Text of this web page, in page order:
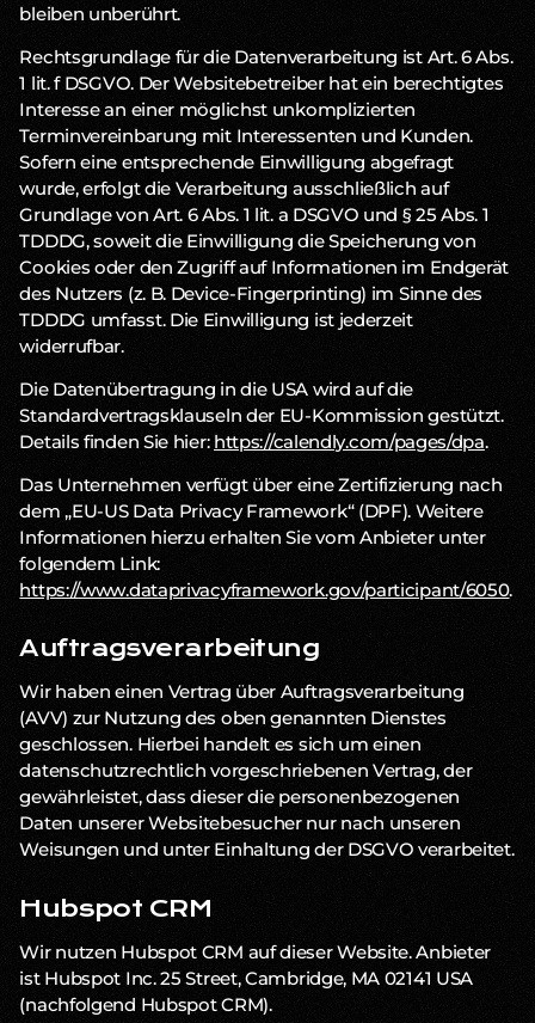
bleiben unberührt.
Rechtsgrundlage für die Datenverarbeitung ist Art. 6 Abs.
1 lit. f DSGVO. Der Websitebetreiber hat ein berechtigtes
Interesse an einer möglichst unkomplizierten
Terminvereinbarung mit Interessenten und Kunden.
Sofern eine entsprechende Einwilligung abgefragt
wurde, erfolgt die Verarbeitung ausschließlich auf
Grundlage von Art. 6 Abs. 1 lit. a DSGVO und § 25 Abs. 1
TDDDG, soweit die Einwilligung die Speicherung von
Cookies oder den Zugriff auf Informationen im Endgerät
des Nutzers (z. B. Device-Fingerprinting) im Sinne des
TDDDG umfasst. Die Einwilligung ist jederzeit
widerrufbar.
Die Datenübertragung in die USA wird auf die
Standardvertragsklauseln der EU-Kommission gestützt.
Details finden Sie hier: https://calendly.com/pages/dpa.
Das Unternehmen verfügt über eine Zertifizierung nach
dem „EU-US Data Privacy Framework“ (DPF). Weitere
Informationen hierzu erhalten Sie vom Anbieter unter
folgendem Link:
https://www.dataprivacyframework.gov/participant/6050.
Auftragsverarbeitung
Wir haben einen Vertrag über Auftragsverarbeitung
(AVV) zur Nutzung des oben genannten Dienstes
geschlossen. Hierbei handelt es sich um einen
datenschutzrechtlich vorgeschriebenen Vertrag, der
gewährleistet, dass dieser die personenbezogenen
Daten unserer Websitebesucher nur nach unseren
Weisungen und unter Einhaltung der DSGVO verarbeitet.
Hubspot CRM
Wir nutzen Hubspot CRM auf dieser Website. Anbieter
ist Hubspot Inc. 25 Street, Cambridge, MA 02141 USA
(nachfolgend Hubspot CRM).